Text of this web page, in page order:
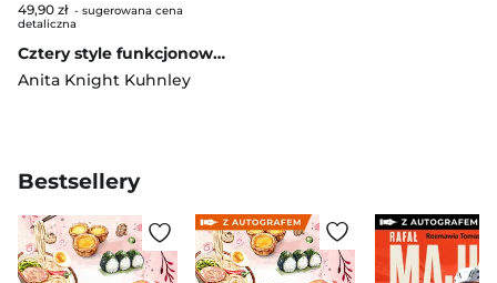
49,90 zł - sugerowana cena
detaliczna
Cztery style funkcjonowania w relacjach. W jaki sposób teoria przywiązania może pomóc ci zbudować udany związek
Anita Knight Kuhnley
Bestsellery